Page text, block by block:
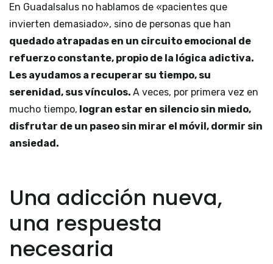
En Guadalsalus no hablamos de «pacientes que
invierten demasiado», sino de personas que han
quedado atrapadas en un circuito emocional de
refuerzo constante, propio de la lógica adictiva.
Les ayudamos a recuperar su tiempo, su
serenidad, sus vínculos. A veces, por primera vez en
mucho tiempo, logran estar en silencio sin miedo,
disfrutar de un paseo sin mirar el móvil, dormir sin
ansiedad.
Una adicción nueva,
una respuesta
necesaria